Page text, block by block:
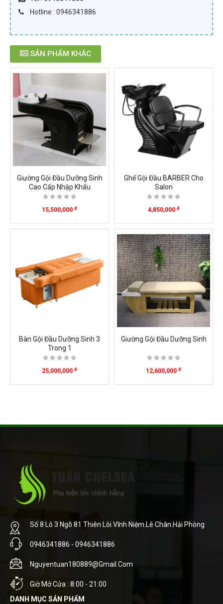
Hotline : 0946341886
SẢN PHẨM KHÁC
Giường Gội Đầu Dưỡng Sinh
Cao Cấp Nhập Khẩu
15,500,000 đ
Ghế Gội Đầu BARBER Cho
Salon
4,850,000 đ
Bàn Gội Đầu Dưỡng Sinh 3
Trong 1
25,000,000 đ
Giường Gội Đầu Dưỡng Sinh
12,600,000 đ
Số 8 Lô 3 Ngõ 81 Thiên Lôi.Vĩnh Niệm.Lê Chân.Hải Phòng
0946341886 - 0946341886
Nguyentuan180889@gmail.com
Giờ Mở Cửa : 8:00 - 21:00
DANH MỤC SẢN PHẨM